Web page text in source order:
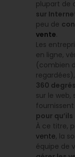
plupart de
sur
peu de
vente.
Les
en ligne,
(combien
360 degrés
sur le web,
pour
À ce titre,
vente, la
équipe de